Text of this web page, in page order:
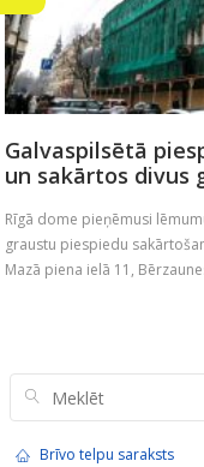
Galvaspilsētā
un sakārtos divus
Rīgā dome pieņēmusi
graustu piespiedu
Mazā piena ielā 11,
Brīvo telpu saraksts